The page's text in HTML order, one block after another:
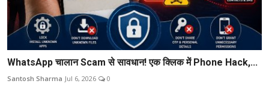
WhatsApp चालान Scam से सावधान! एक क्लिक में Phone Hack,...
Santosh Sharma Jul 6, 2026 0